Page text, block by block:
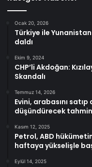
Ocak 20, 2026
Türkiye ile
daldı
Ekim 9, 2024
CHP’li Akdoğan:
Skandalı
Temmuz 14, 2026
Evini, arabasını
düşündürecek tahmin
Kasım 12, 2025
Petrol, ABD
haftaya yükselişle
Eylül 14, 2025